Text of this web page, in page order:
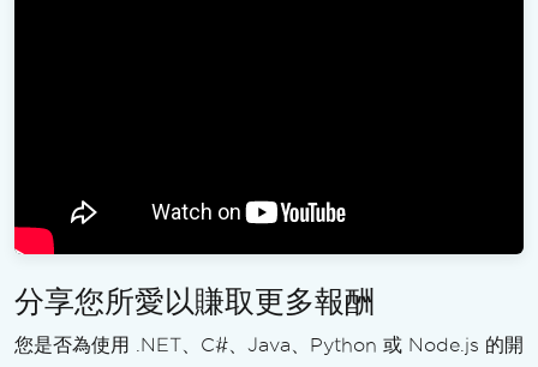
分享您所愛以賺取更多報酬
您是否為使用 .NET、C#、Java、Python 或 Node.js 的開